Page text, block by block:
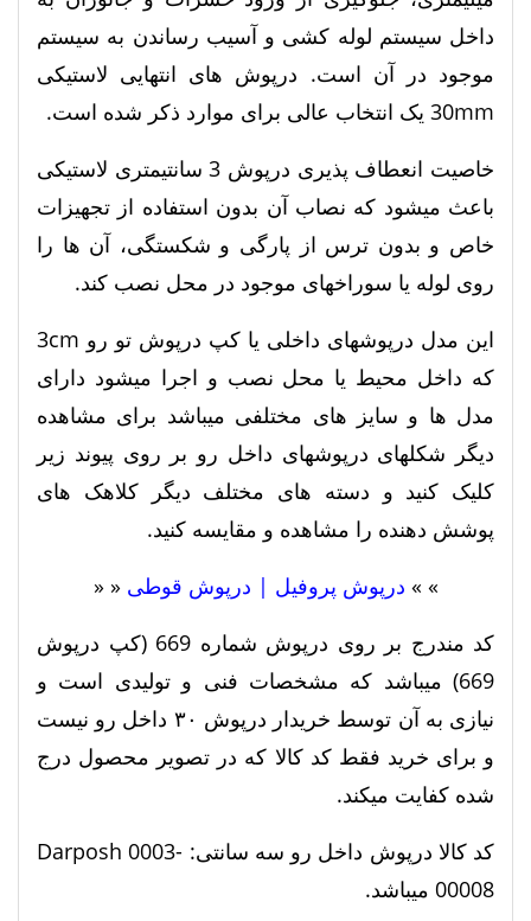
داخل سیستم لوله کشی و آسیب رساندن به سیستم
موجود در آن است. درپوش های انتهایی لاستیکی
30mm یک انتخاب عالی برای موارد ذکر شده است.
خاصیت انعطاف پذیری درپوش 3 سانتیمتری لاستیکی
باعث میشود که نصاب آن بدون استفاده از تجهیزات
خاص و بدون ترس از پارگی و شکستگی، آن‌ ها را
روی لوله یا سوراخهای موجود در محل نصب کند.
این مدل درپوشهای داخلی یا کپ درپوش تو رو 3cm
که داخل محیط یا محل نصب و اجرا میشود دارای
مدل ها و سایز های مختلفی میباشد برای مشاهده
دیگر شکلهای درپوشهای داخل رو بر روی پیوند زیر
کلیک کنید و دسته های مختلف دیگر کلاهک های
پوشش دهنده را مشاهده و مقایسه کنید.
» » درپوش پروفیل | درپوش قوطی « «
کد مندرج بر روی درپوش شماره 669 (کپ درپوش
669) میباشد که مشخصات فنی و تولیدی است و
نیازی به آن توسط خریدار درپوش ۳۰ داخل رو نیست
و برای خرید فقط کد کالا که در تصویر محصول درج
شده کفایت میکند.
کد کالا درپوش داخل رو سه سانتی: Darposh 0003-
00008 میباشد.